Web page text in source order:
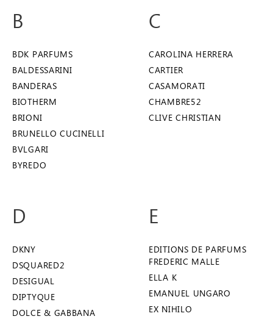
B
BDK PARFUMS
BALDESSARINI
BANDERAS
BIOTHERM
BRIONI
BRUNELLO CUCINELLI
BVLGARI
BYREDO
C
CAROLINA HERRERA
CARTIER
CASAMORATI
CHAMBRE52
CLIVE CHRISTIAN
D
DKNY
DSQUARED2
DESIGUAL
DIPTYQUE
DOLCE & GABBANA
E
EDITIONS DE PARFUMS
FREDERIC MALLE
ELLA K
EMANUEL UNGARO
EX NIHILO